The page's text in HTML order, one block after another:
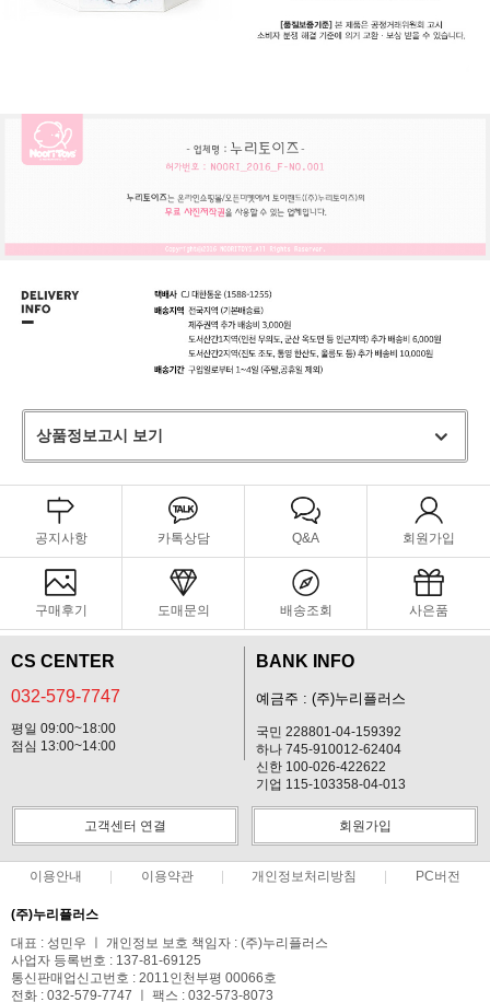
상품정보고시 보기
공지사항 카톡상담 Q&A 회원가입
구매후기 도매문의 배송조회 사은품
CS CENTER
032-579-7747
평일 09:00~18:00
점심 13:00~14:00
BANK INFO
예금주 : (주)누리플러스
국민 228801-04-159392
하나 745-910012-62404
신한 100-026-422622
기업 115-103358-04-013
고객센터 연결 회원가입
이용안내 이용약관 개인정보처리방침 PC버전
(주)누리플러스
대표 : 성민우 ㅣ 개인정보 보호 책임자 : (주)누리플러스
사업자 등록번호 : 137-81-69125
통신판매업신고번호 : 2011인천부평 00066호
전화 : 032-579-7747 ㅣ 팩스 : 032-573-8073